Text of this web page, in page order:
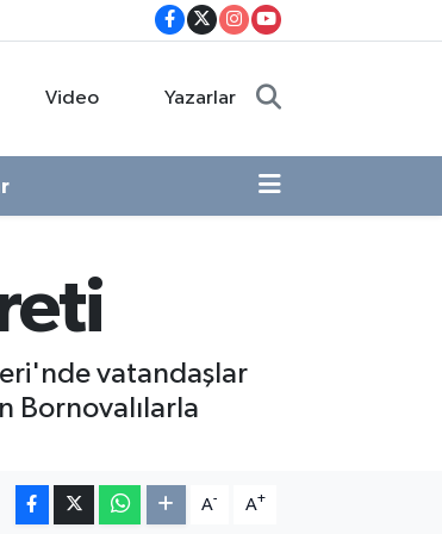
Video Yazarlar
vatandaşlar
Bornovalılarla
A- A+